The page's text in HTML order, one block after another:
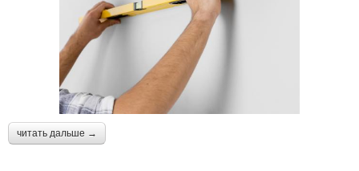
читать дальше →